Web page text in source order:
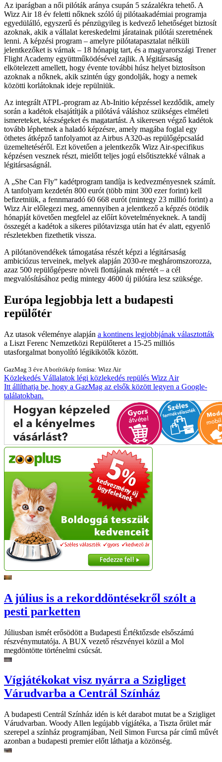
Az iparágban a női pilóták aránya csupán 5 százalékra tehető. A
Wizz Air 18 év feletti nőknek szóló új pilótaakadémiai programja
egyedülálló, egyszerű és pénzügyileg is kedvező lehetőséget biztosít
azoknak, akik a vállalat kereskedelmi járatainak pilótái szeretnének
lenni. A képzési program – amelyre pilótatapasztalat nélküli
jelentkezőket is várnak – 18 hónapig tart, és a magyarországi Trener
Flight Academy együttműködésével zajlik. A légitársaság
elkötelezett amellett, hogy évente további húsz helyet biztosítson
azoknak a nőknek, akik szintén úgy gondolják, hogy a nemek
közötti korlátoknak ideje repülniük.
Az integrált ATPL-program az Ab-Initio képzéssel kezdődik, amely
során a kadétok elsajátítják a pilótává váláshoz szükséges elméleti
ismereteket, készségeket és magatartást. A sikeresen végző kadétok
tovább léphetnek a haladó képzésre, amely magába foglal egy
öthetes átképző tanfolyamot az Airbus A320-as repülőgépcsalád
üzemeltetéséről. Ezt követően a jelentkezők Wizz Air-specifikus
képzésen vesznek részt, mielőtt teljes jogú elsőtisztekké válnak a
légitársaságnál.
A „She Can Fly” kadétprogram tandíja is kedvezményesnek számít.
A tanfolyam kezdetén 800 eurót (több mint 300 ezer forint) kell
befizetniük, a fennmaradó 60 668 eurót (mintegy 23 millió forint) a
Wizz Air előlegezi meg, amennyiben a jelentkező a képzés ötödik
hónapját követően megfelel az előírt követelményeknek. A tandíj
összegét a kadétok a sikeres pilótavizsga után hat év alatt, egyenlő
részletekben fizethetik vissza.
A pilótanövendékek támogatása részét képzi a légitársaság
ambiciózus terveinek, melyek alapján 2030-re megháromszorozza,
azaz 500 repülőgépesre növeli flottájának méretét – a cél
megvalósításához pedig mintegy 4600 új pilótára lesz szüksége.
Európa legjobbja lett a budapesti
repülőtér
Az utasok véleménye alapján a kontinens legjobbjának választották
a Liszt Ferenc Nemzetközi Repülőteret a 15-25 milliós
utasforgalmat bonyolító légikikötők között.
GazMag 3 éve A borítókép forrása: Wizz Air
Közlekedés Vállalatok légi közlekedés repülés Wizz Air
Itt állíthatja be, hogy a GazMag az elsők között legyen a Google-
találatokban.
A július is a rekorddöntésekről szólt a
pesti parketten
Júliusban ismét erősödött a Budapesti Értéktőzsde elsőszámú
részvénymutatója. A BUX vezető részvényei közül a Mol
megdöntötte történelmi csúcsát.
Vígjátékokat visz nyárra a Szigliget
Várudvarba a Centrál Színház
A budapesti Centrál Színház idén is két darabot mutat be a Szigliget
Várudvarban. Woody Allen legújabb vígjátéka, a Tiszta őrület már
szerepel a színház programjában, Neil Simon Furcsa pár című művét
azonban a budapesti premier előtt láthatja a közönség.